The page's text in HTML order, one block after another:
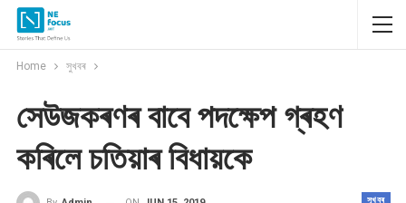
Home সুখবৰ
সেউজকৰণৰ বাবে পদক্ষেপ গ্ৰহণ
কৰিলে চতিয়াৰ বিধায়কে
সুখবৰ